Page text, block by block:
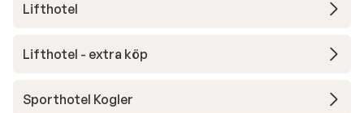
Lifthotel
Lifthotel - extra köp
Sporthotel Kogler